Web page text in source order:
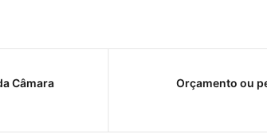
Câmara
Orçamento ou